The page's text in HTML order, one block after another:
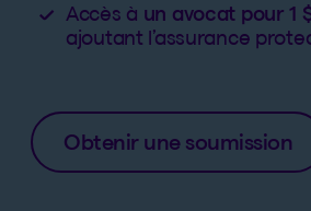
Accès à un avocat pour 1
ajoutant l’assurance
Obtenir une soumission